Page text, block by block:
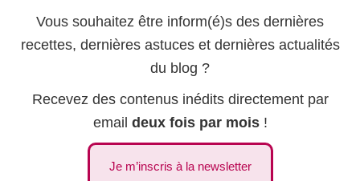
Vous souhaitez être inform(é)s des dernières
recettes, dernières astuces et dernières actualités
du blog ?
Recevez des contenus inédits directement par
email deux fois par mois!
Je m’inscris à la newsletter